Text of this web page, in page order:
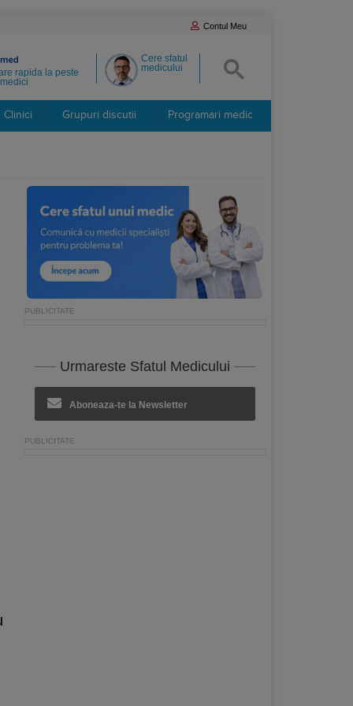
Contul Meu
Cere sfatul
medicului
rapida la peste
Clinici Grupuri discutii Programari medic
Urmareste Sfatul Medicului
Aboneaza-te la Newsletter